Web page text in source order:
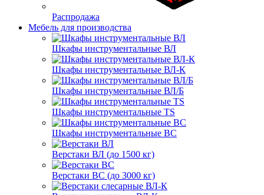
Распродажа
Мебель для производства
Шкафы инструментальные ВЛ
Шкафы инструментальные ВЛ-К
Шкафы инструментальные ВЛ/Б
Шкафы инструментальные TS
Шкафы инструментальные ВС
Верстаки ВЛ (до 1500 кг)
Верстаки ВС (до 3000 кг)